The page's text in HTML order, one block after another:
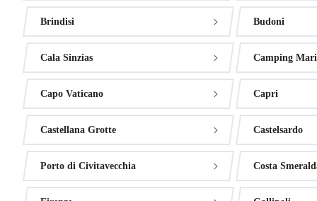
Brindisi Budoni
Cala Sinzias Camping
Capo Vaticano Capri
Castellana Grotte Castelsardo
Porto di Civitavecchia Costa